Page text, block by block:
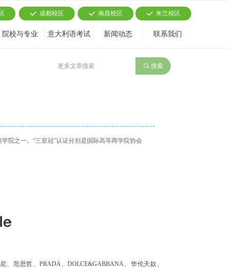
院校与专业 意大利语考试 新闻动态 联系我们
끳 成都校区 끳 南昌校区 끳 米兰校区
、范思哲、PRADA、DOLCE&GABBANA、华伦天奴、
院之一。“三皇冠”认证分别是国际高等商学院协会
끠 搜索